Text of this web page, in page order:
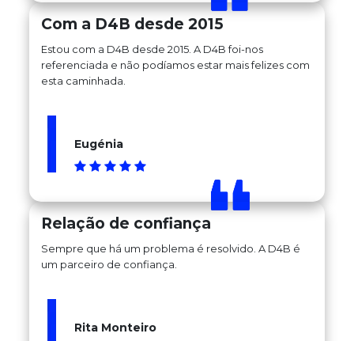
Com a D4B desde 2015
Estou com a D4B desde 2015. A D4B foi-nos
referenciada e não podíamos estar mais felizes com
esta caminhada.
Eugénia
Relação de confiança
Sempre que há um problema é resolvido. A D4B é
um parceiro de confiança.
Rita Monteiro